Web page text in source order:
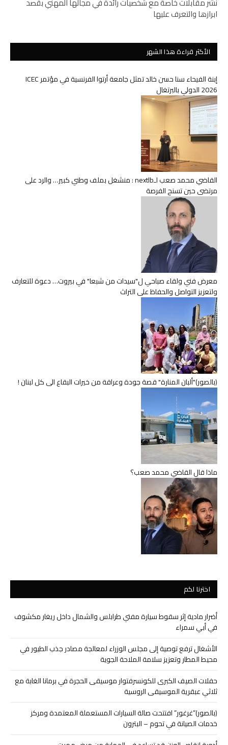
ابرازها والتعرف عليها
الأكثر قراءة هذا الشهر
إبنة الفيحاء سنا حسن خالد تمثل جامعة أرتوا الفرنسية في مؤتمر ICEC
2026 الدولي بالبرتغال
القاضي محمد صعب لـnextlb : منشغل بملف وطني كبير… والرد على
مرتضى حين تسنح الفرصة
معرض فني ولقاء صباحي ل"سيدات من شبعا" في بيروت… دعوة للتعارف
ولتعزيز التواصل والحفاظ على التراث
(بالصور)"ألبان المنارة" قصة جودة وعراقة من خيرات البقاع الى كل لبنان !
ماذا قال القاضي محمد صعب؟
اخترنا لكم
أضرار مادية إثر سقوط سيارة مفتي طرابلس والشمال داخل ريغار مكشوف
في أبي سمراء
الأشغال ترفع توصية إلى مجلس الوزراء لمعالجة مصادر جذب الطيور في
محيط المطار وتعزيز سلامة الملاحة الجوية
حفلات الصيف الكبرى للكونسرفتوار موسيقى الحجرة في برمانا الغابة مع
ثلاثي عبقرية الموسيقى الروسية
(بالصور)”غرغور” افتتحت صالة السيارات المستعملة المعتمدة ومركز
خدمات الصيانة في تحوم – البترون